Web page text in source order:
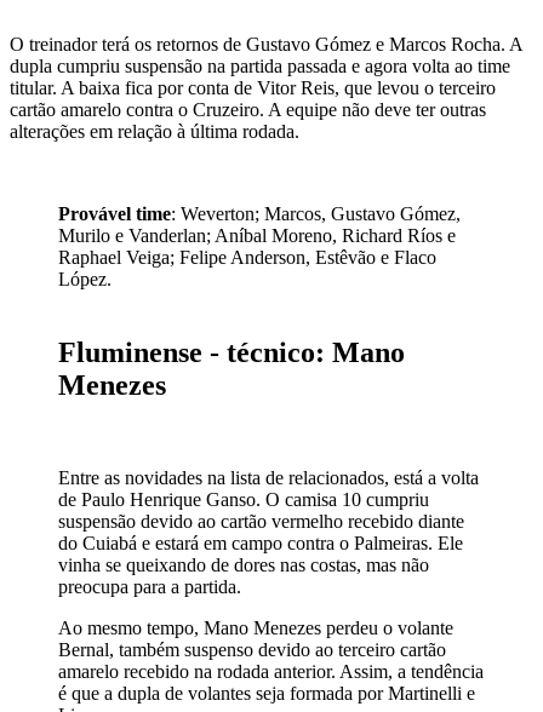
O treinador terá os retornos de Gustavo Gómez e Marcos Rocha. A
dupla cumpriu suspensão na partida passada e agora volta ao time
titular. A baixa fica por conta de Vitor Reis, que levou o terceiro
cartão amarelo contra o Cruzeiro. A equipe não deve ter outras
alterações em relação à última rodada.
Provável time: Weverton; Marcos, Gustavo Gómez,
Murilo e Vanderlan; Aníbal Moreno, Richard Ríos e
Raphael Veiga; Felipe Anderson, Estêvão e Flaco
López.
Fluminense - técnico: Mano
Menezes
Entre as novidades na lista de relacionados, está a volta
de Paulo Henrique Ganso. O camisa 10 cumpriu
suspensão devido ao cartão vermelho recebido diante
do Cuiabá e estará em campo contra o Palmeiras. Ele
vinha se queixando de dores nas costas, mas não
preocupa para a partida.
Ao mesmo tempo, Mano Menezes perdeu o volante
Bernal, também suspenso devido ao terceiro cartão
amarelo recebido na rodada anterior. Assim, a tendência
é que a dupla de volantes seja formada por Martinelli e